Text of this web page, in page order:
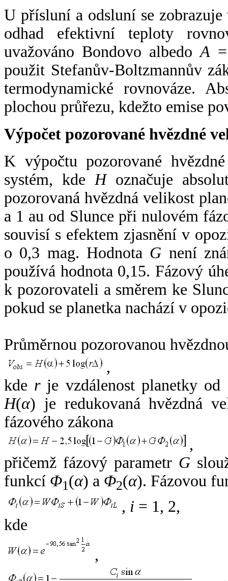
U přísluní a odsluní se
odhad efektivní teploty
uvažováno Bondovo albedoA
použit Stefanův-Boltzmannův
termodynamické rovnováze.
plochou průřezu, kdežto emise
Výpočet pozorované hvězdné
K výpočtu pozorované
systém, kde Hoznačuje
pozorovaná hvězdná velikost
a 1 au od Slunce při nulovém
souvisí s efektem zjasnění v
o 0,3 mag. Hodnota G není
používá hodnota 0,15. Fázový
k pozorovateli a směrem ke
pokud se planetka nachází v
Průměrnou pozorovanou
,
kde rje vzdálenost planetky od
H(α) je redukovaná hvězdná
fázového zákona
,
přičemž fázový parametr G
funkcí Φ1(α) a Φ2(α). Fázovou
, i = 1, 2,
kde
,